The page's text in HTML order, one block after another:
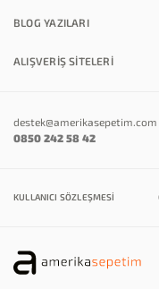
BLOG YAZILARI
ALIŞVERİŞ SİTELERİ
destek@amerikasepetim.com
0850 242 58 42
KULLANICI SÖZLEŞMESI